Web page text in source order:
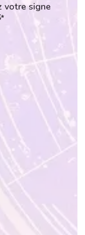
votre signe